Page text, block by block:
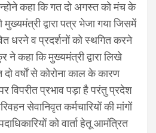
कहा कि गत दो अगस्त को मंच के
मुख्यमंत्री द्वारा पत्र भेजा गया जिसमें
धरने व प्रदर्शनों को स्थगित करने
कहा कि मुख्यमंत्री द्वारा लिखे
वर्षाें से कोरोना काल के कारण
विपरीत प्रभाव पड़ा है परंतु प्रदेश
सेवानिवृत कर्मचारियों की मांगों
को वार्ता हेतू आमंत्रित